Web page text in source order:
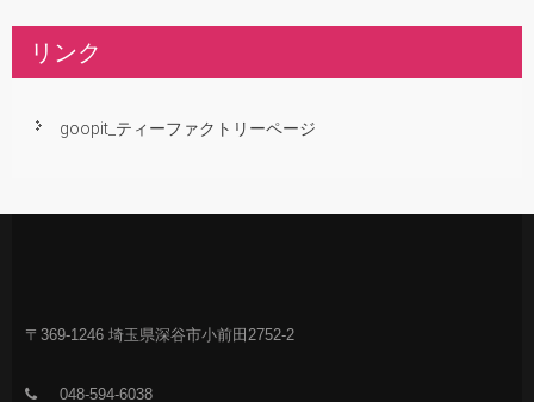
リンク
goopit_ティーファクトリーページ
〒369-1246 埼玉県深谷市小前田2752-2
048-594-6038